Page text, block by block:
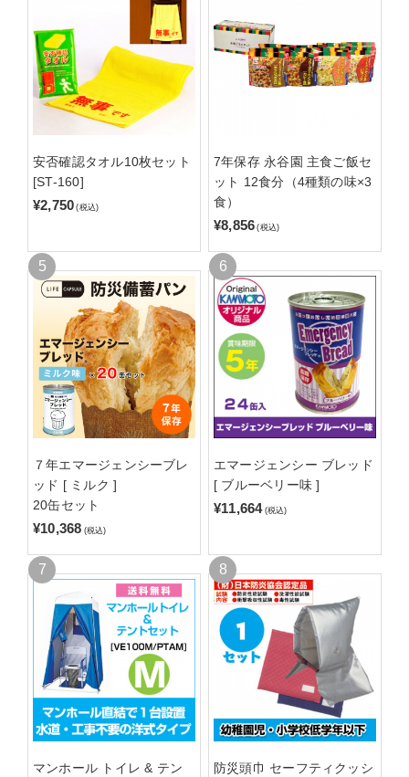
安否確認タオル10枚セット
[ST-160]
¥2,750 (税込)
7年保存 永谷園 主食ご飯セ
ット 12食分（4種類の味×3
食）
¥8,856 (税込)
７年エマージェンシーブレ
ッド [ ミルク ]
20缶セット
¥10,368 (税込)
エマージェンシー ブレッド
[ ブルーベリー味 ]
¥11,664 (税込)
マンホール トイレ & テン
防災頭巾 セーフティクッシ